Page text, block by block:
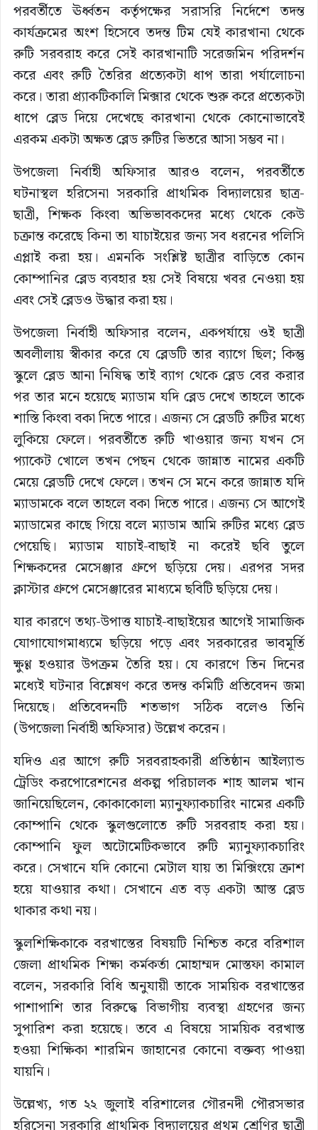
পরবর্তীতে ঊর্ধ্বতন কর্তৃপক্ষের সরাসরি নির্দেশে তদন্ত
কার্যক্রমের অংশ হিসেবে তদন্ত টিম যেই কারখানা থেকে
রুটি সরবরাহ করে সেই কারখানাটি সরেজমিন পরিদর্শন
করে এবং রুটি তৈরির প্রত্যেকটা ধাপ তারা পর্যালোচনা
করে। তারা প্র্যাকটিকালি মিক্সার থেকে শুরু করে প্রত্যেকটা
ধাপে ব্লেড দিয়ে দেখেছে কারখানা থেকে কোনোভাবেই
এরকম একটা অক্ষত ব্লেড রুটির ভিতরে আসা সম্ভব না।
উপজেলা নির্বাহী অফিসার আরও বলেন, পরবর্তীতে
ঘটনাস্থল হরিসেনা সরকারি প্রাথমিক বিদ্যালয়ের ছাত্র-
ছাত্রী, শিক্ষক কিংবা অভিভাবকদের মধ্যে থেকে কেউ
চক্রান্ত করেছে কিনা তা যাচাইয়ের জন্য সব ধরনের পলিসি
এপ্লাই করা হয়। এমনকি সংশ্লিষ্ট ছাত্রীর বাড়িতে কোন
কোম্পানির ব্লেড ব্যবহার হয় সেই বিষয়ে খবর নেওয়া হয়
এবং সেই ব্লেডও উদ্ধার করা হয়।
উপজেলা নির্বাহী অফিসার বলেন, একপর্যায়ে ওই ছাত্রী
অবলীলায় স্বীকার করে যে ব্লেডটি তার ব্যাগে ছিল; কিন্তু
স্কুলে ব্লেড আনা নিষিদ্ধ তাই ব্যাগ থেকে ব্লেড বের করার
পর তার মনে হয়েছে ম্যাডাম যদি ব্লেড দেখে তাহলে তাকে
শাস্তি কিংবা বকা দিতে পারে। এজন্য সে ব্লেডটি রুটির মধ্যে
লুকিয়ে ফেলে। পরবর্তীতে রুটি খাওয়ার জন্য যখন সে
প্যাকেট খোলে তখন পেছন থেকে জান্নাত নামের একটি
মেয়ে ব্লেডটি দেখে ফেলে। তখন সে মনে করে জান্নাত যদি
ম্যাডামকে বলে তাহলে বকা দিতে পারে। এজন্য সে আগেই
ম্যাডামের কাছে গিয়ে বলে ম্যাডাম আমি রুটির মধ্যে ব্লেড
পেয়েছি। ম্যাডাম যাচাই-বাছাই না করেই ছবি তুলে
শিক্ষকদের মেসেঞ্জার গ্রুপে ছড়িয়ে দেয়। এরপর সদর
ক্লাস্টার গ্রুপে মেসেঞ্জারের মাধ্যমে ছবিটি ছড়িয়ে দেয়।
যার কারণে তথ্য-উপাত্ত যাচাই-বাছাইয়ের আগেই সামাজিক
যোগাযোগমাধ্যমে ছড়িয়ে পড়ে এবং সরকারের ভাবমূর্তি
ক্ষুণ্ণ হওয়ার উপক্রম তৈরি হয়। যে কারণে তিন দিনের
মধ্যেই ঘটনার বিশ্লেষণ করে তদন্ত কমিটি প্রতিবেদন জমা
দিয়েছে। প্রতিবেদনটি শতভাগ সঠিক বলেও তিনি
(উপজেলা নির্বাহী অফিসার) উল্লেখ করেন।
যদিও এর আগে রুটি সরবরাহকারী প্রতিষ্ঠান আইল্যান্ড
ট্রেডিং করপোরেশনের প্রকল্প পরিচালক শাহ আলম খান
জানিয়েছিলেন, কোকাকোলা ম্যানুফ্যাকচারিং নামের একটি
কোম্পানি থেকে স্কুলগুলোতে রুটি সরবরাহ করা হয়।
কোম্পানি ফুল অটোমেটিকভাবে রুটি ম্যানুফ্যাকচারিং
করে। সেখানে যদি কোনো মেটাল যায় তা মিক্সিংয়ে ক্রাশ
হয়ে যাওয়ার কথা। সেখানে এত বড় একটা আস্ত ব্লেড
থাকার কথা নয়।
স্কুলশিক্ষিকাকে বরখাস্তের বিষয়টি নিশ্চিত করে বরিশাল
জেলা প্রাথমিক শিক্ষা কর্মকর্তা মোহাম্মদ মোস্তফা কামাল
বলেন, সরকারি বিধি অনুযায়ী তাকে সাময়িক বরখাস্তের
পাশাপাশি তার বিরুদ্ধে বিভাগীয় ব্যবস্থা গ্রহণের জন্য
সুপারিশ করা হয়েছে। তবে এ বিষয়ে সাময়িক বরখাস্ত
হওয়া শিক্ষিকা শারমিন জাহানের কোনো বক্তব্য পাওয়া
যায়নি।
উল্লেখ্য, গত ২২ জুলাই বরিশালের গৌরনদী পৌরসভার